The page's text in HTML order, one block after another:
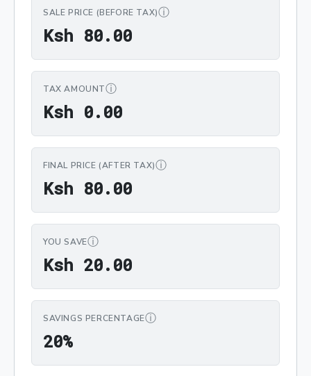
SALE PRICE (BEFORE TAX)ⓘ
Ksh 80.00Ksh 80.00
TAX AMOUNTⓘ
Ksh 0.00Ksh 0.00
FINAL PRICE (AFTER TAX)ⓘ
Ksh 80.00Ksh 80.00
YOU SAVEⓘ
Ksh 20.00Ksh 20.00
SAVINGS PERCENTAGEⓘ
20%20%